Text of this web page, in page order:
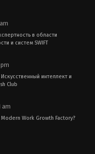
в области
и систем SWIFT
интеллект и
Club
am
Work Growth Factory?